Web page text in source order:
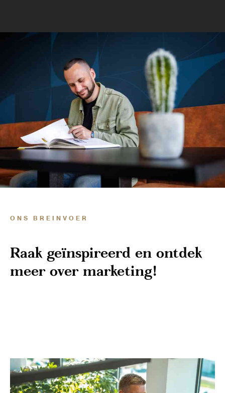
ONS BREINVOER
Raak geïnspireerd en ontdek
meer over marketing!